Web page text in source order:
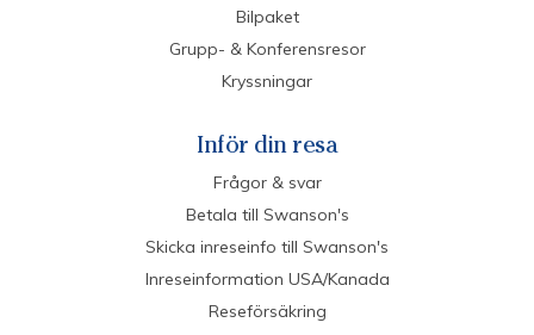
Bilpaket
Grupp- & Konferensresor
Kryssningar
Inför din resa
Frågor & svar
Betala till Swanson's
Skicka inreseinfo till Swanson's
Inreseinformation USA/Kanada
Reseförsäkring